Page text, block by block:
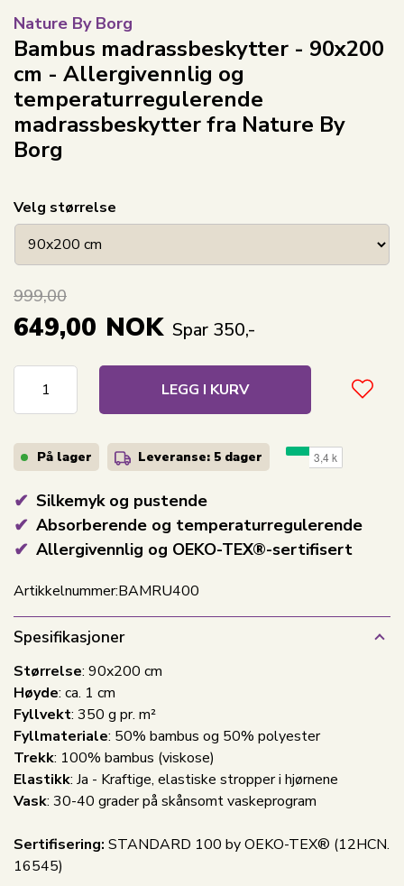
Nature By Borg
Bambus madrassbeskytter - 90x200
cm - Allergivennlig og
temperaturregulerende
madrassbeskytter fra Nature By
Borg
Silkemyk og pustende
Absorberende og temperaturregulerende
Allergivennlig og OEKO-TEX®-sertifisert
Velg størrelse
999,00
649,00 NOK Spar 350,-
LEGG I KURV
På lager Leveranse: 5 dager
Artikkelnummer:BAMRU400
Spesifikasjoner
Størrelse: 90x200 cm
Høyde: ca. 1 cm
Fyllvekt: 350 g pr. m²
Fyllmateriale: 50% bambus og 50% polyester
Trekk: 100% bambus (viskose)
Elastikk: Ja - Kraftige, elastiske stropper i hjørnene
Vask: 30-40 grader på skånsomt vaskeprogram
Sertifisering: STANDARD 100 by OEKO-TEX® (12HCN.
16545)